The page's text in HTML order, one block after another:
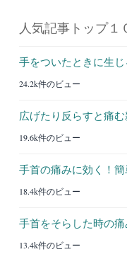
人気記事トップ１
手をついたときに生じ
24.2k件のビュー
広げたり反らすと痛む
19.6k件のビュー
手首の痛みに効く！簡
18.4k件のビュー
手首をそらした時の痛
13.4k件のビュー